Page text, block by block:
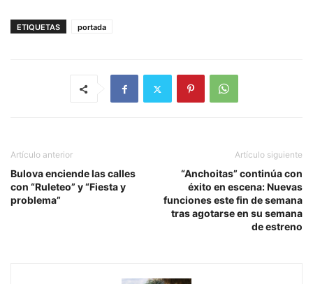
ETIQUETAS portada
Artículo anterior
Bulova enciende las calles
con “Ruleteo” y “Fiesta y
problema”
Artículo siguiente
“Anchoitas” continúa con
éxito en escena: Nuevas
funciones este fin de semana
tras agotarse en su semana
de estreno